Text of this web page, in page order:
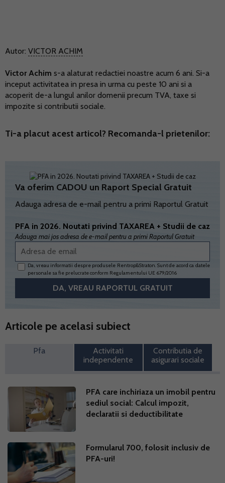
Autor: VICTOR ACHIM
Victor Achim s-a alaturat redactiei noastre acum 6 ani. Si-a
inceput activitatea in presa in urma cu peste 10 ani si a
acoperit de-a lungul anilor domenii precum TVA, taxe si
impozite si contributii sociale.
Ti-a placut acest articol? Recomanda-l prietenilor:
Va oferim CADOU un Raport Special Gratuit
Adauga adresa de e-mail pentru a primi Raportul Gratuit
PFA in 2026. Noutati privind TAXAREA + Studii de caz
Adauga mai jos adresa de e-mail pentru a primi Raportul Gratuit
Da, vreau informatii despre produsele Rentrop&Straton. Sunt de acord ca datele
personale sa fie prelucrate conform Regulamentului UE 679/2016
Articole pe acelasi subiect
Pfa
Activitati
independente
Contributia de
asigurari sociale
PFA care inchiriaza un imobil pentru
sediul social: Calcul impozit,
declaratii si deductibilitate
Formularul 700, folosit inclusiv de
PFA-uri!